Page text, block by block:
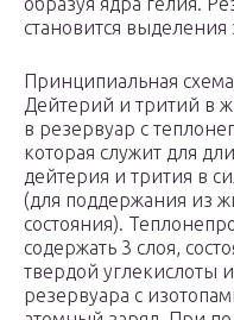
становится выделения
Принципиальная
Дейтерий и тритий в
в резервуар с
которая служит для
дейтерия и трития в
(для поддержания из
состояния).
содержать 3 слоя,
твердой углекислоты
резервуара с